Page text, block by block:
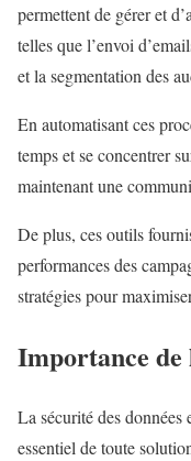
permettent de gérer et
telles que l’envoi
et la segmentation des
En automatisant ces
temps et se concentrer
maintenant une
De plus, ces outils
performances des
stratégies pour
Importance de
La sécurité des données
essentiel de toute